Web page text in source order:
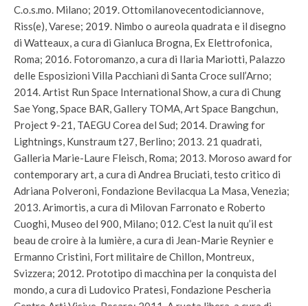
C.o.s.mo. Milano; 2019. Ottomilanovecentodiciannove,
Riss(e), Varese; 2019. Nimbo o aureola quadrata e il disegno
di Watteaux, a cura di Gianluca Brogna, Ex Elettrofonica,
Roma; 2016. Fotoromanzo, a cura di Ilaria Mariotti, Palazzo
delle Esposizioni Villa Pacchiani di Santa Croce sull’Arno;
2014. Artist Run Space International Show, a cura di Chung
Sae Yong, Space BAR, Gallery TOMA, Art Space Bangchun,
Project 9-21, TAEGU Corea del Sud; 2014. Drawing for
Lightnings, Kunstraum t27, Berlino; 2013. 21 quadrati,
Galleria Marie-Laure Fleisch, Roma; 2013. Moroso award for
contemporary art, a cura di Andrea Bruciati, testo critico di
Adriana Polveroni, Fondazione Bevilacqua La Masa, Venezia;
2013. Arimortis, a cura di Milovan Farronato e Roberto
Cuoghi, Museo del 900, Milano; 012. C’est la nuit qu’il est
beau de croire à la lumière, a cura di Jean-Marie Reynier e
Ermanno Cristini, Fort militaire de Chillon, Montreux,
Svizzera; 2012. Prototipo di macchina per la conquista del
mondo, a cura di Ludovico Pratesi, Fondazione Pescheria